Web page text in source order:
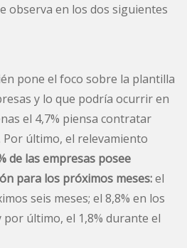
observa en los dos siguientes
pone el foco sobre la plantilla
y lo que podría ocurrir en
el 4,7% piensa contratar
último, el relevamiento
de las empresas posee
para los próximos meses:el
seis meses; el 8,8% en los
último, el 1,8% durante el